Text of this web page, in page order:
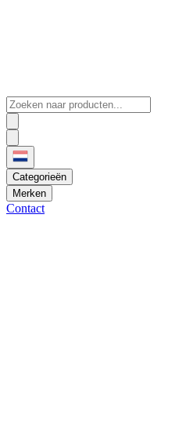
Categorieën
Merken
Contact